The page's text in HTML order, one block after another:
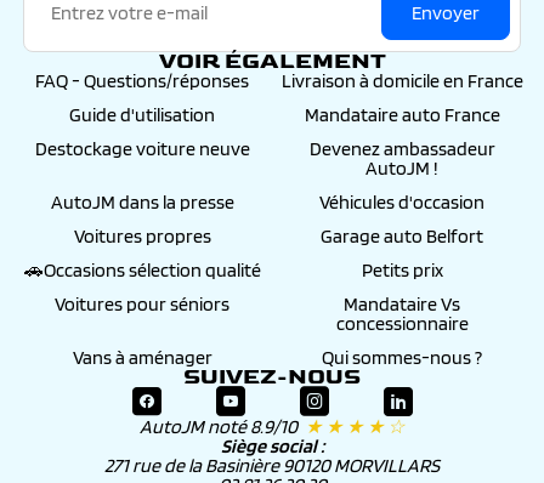
Envoyer
VOIR ÉGALEMENT
FAQ - Questions/réponses
Livraison à domicile en France
Guide d'utilisation
Mandataire auto France
Destockage voiture neuve
Devenez ambassadeur
AutoJM !
AutoJM dans la presse
Véhicules d'occasion
Voitures propres
Garage auto Belfort
🚗Occasions sélection qualité
Petits prix
Voitures pour séniors
Mandataire Vs
concessionnaire
Vans à aménager
Qui sommes-nous ?
SUIVEZ-NOUS
AutoJM noté 8.9/10 ★ ★ ★ ★ ☆
Siège social :
271 rue de la Basinière 90120 MORVILLARS